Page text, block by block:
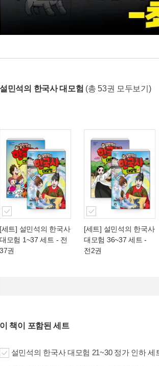
설민석의 한국사 대모험 (총 53권 모두보기)
[세트] 설민석의 한국사
대모험 1~37 세트 - 전
37권
[세트] 설민석의 한국사
대모험 36~37 세트 -
전2권
이 책이 포함된 세트
설민석의 한국사 대모험 21~30 정가 인하 세